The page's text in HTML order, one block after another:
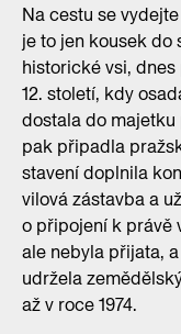
Na cestu se
je to jen kousek do
historické vsi,
12. století, kdy
dostala do
pak připadla
stavení doplnila
vilová zástavba a
o připojení k právě
ale nebyla přijata,
udržela
až v roce 1974.